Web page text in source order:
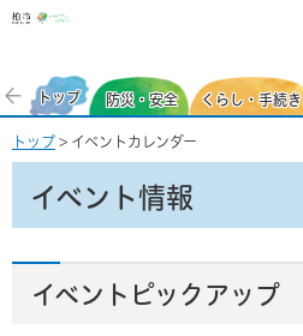
柏市
トップ 防災・安全 くらし・手続き
トップ > イベントカレンダー
イベント情報
イベントピックアップ